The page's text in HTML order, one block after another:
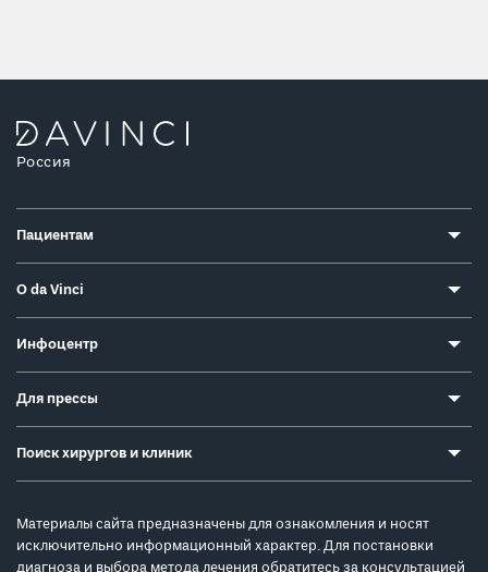
Россия
Пациентам
О da Vinci
Инфоцентр
Для прессы
Поиск хирургов и клиник
Материалы сайта предназначены для ознакомления и носят
исключительно информационный характер. Для постановки
диагноза и выбора метода лечения обратитесь за консультацией